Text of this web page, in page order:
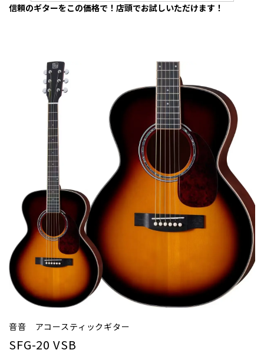
信頼のギターをこの価格で！店頭でお試しいただけます！
音音 アコースティックギター
SFG-20 VSB